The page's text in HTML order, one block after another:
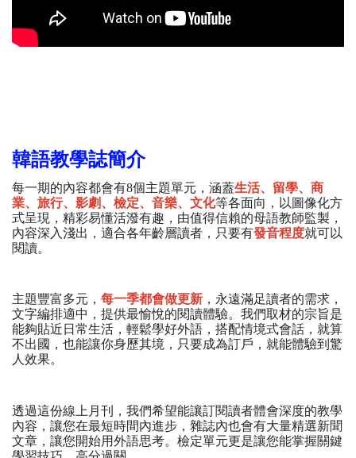
韓語教學誌簡介
每一期的內容都會有8個主題單元，涵蓋生活、留學、商
業、旅行、影劇、檢定、音樂、文化等各面向，以圖像化方
式呈現，精彩易懂活潑有趣，由值得信賴的母語教師監製，
內容深入淺出，適合各年齡層讀者，只要有發音程度就可以
閱讀。
主題豐富多元， 每一季都會做更新 ，永遠滿足讀者的需求，
文字編排適中，提供最愉悅的閱讀體驗。我們取材的宗旨是
能夠貼近日常生活，輕鬆學好外語，搭配情境式會話，就算
不出國，也能讓你身歷其境，只要成為訂戶，就能體驗到驚
人效果。
透過這份線上月刊，我們希望能讓訂閱讀者體會深度的教學
內容，讓您在最短時間內進步，雜誌內也會有大量精選新聞
文章，讓您開始用外語思考。檢定單元更是讓您能掌握關鍵